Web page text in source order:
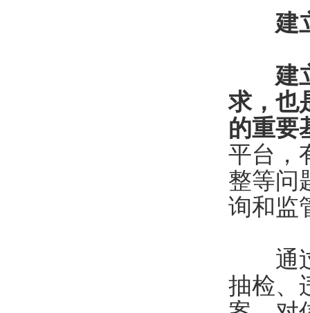
建
建
求，也
的重要
平台，
整等问
询和监
通过
抽检、